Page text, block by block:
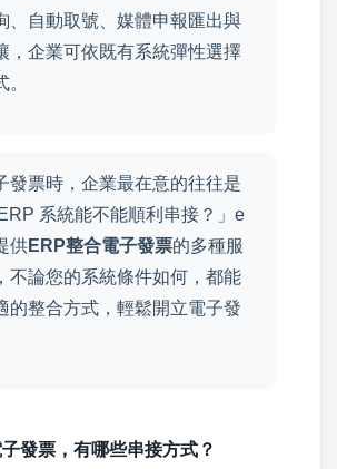
、自動取號、媒體申報匯出與
，企業可依既有系統彈性選擇
發票時，企業最在意的往往是
ERP 系統能不能順利串接？」e
供ERP整合電子發票的多種服
不論您的系統條件如何，都能
的整合方式，輕鬆開立電子發
發票，有哪些串接方式？